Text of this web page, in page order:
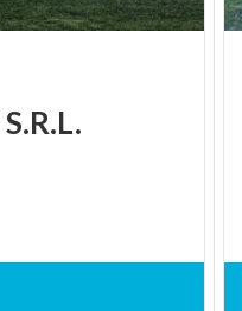
S.R.L.